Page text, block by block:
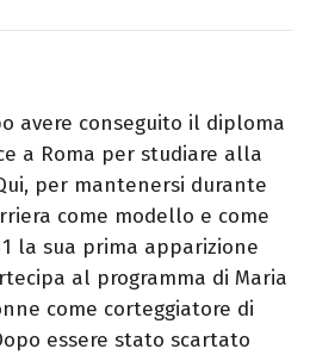
avere conseguito il diploma
a Roma per studiare alla
per mantenersi durante
come modello e come
la sua prima apparizione
al programma di Maria
come corteggiatore di
essere stato scartato